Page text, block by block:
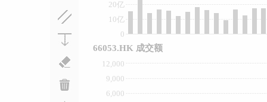
0
20亿
10亿
6,000
9,000
12,000
66053.HK 成交额